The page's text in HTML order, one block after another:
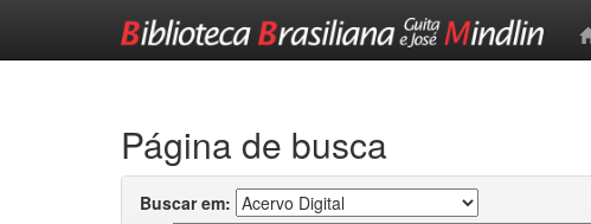
Página de busca
Buscar em: